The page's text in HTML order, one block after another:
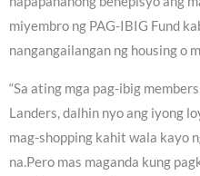
miyembro ng PAG-IBIG Fund
nangangailangan ng housing o
“Sa ating mga pag-ibig
Landers, dalhin nyo ang iyong
mag-shopping kahit wala kayo
na.Pero mas maganda kung